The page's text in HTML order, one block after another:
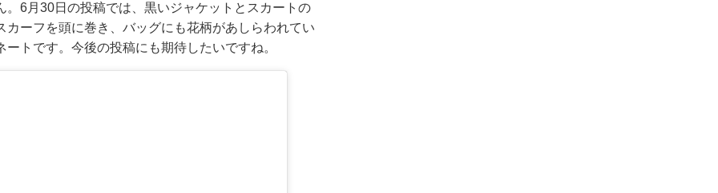
6月30日の投稿では、黒いジャケットとスカートの
ーフを頭に巻き、バッグにも花柄があしらわれてい
トです。今後の投稿にも期待したいですね。